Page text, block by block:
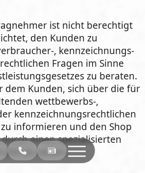
ist nicht berechtigt
den Kunden zu
, kennzeichnungs-
Fragen im Sinne
zu beraten.
dem Kunden, sich über die für
wettbewerbs-,
kennzeichnungsrechtlichen
informieren und den Shop
einen spezialisierten
zu lassen.